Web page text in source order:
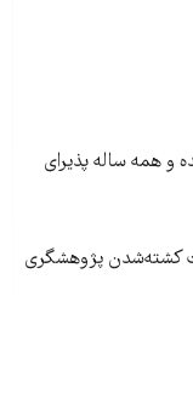
و همه ساله پذيرای
کشته‌شدن پژوهشگری